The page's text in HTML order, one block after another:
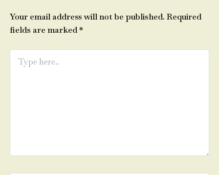
Your email address will not be published. Required
fields are marked*
here..